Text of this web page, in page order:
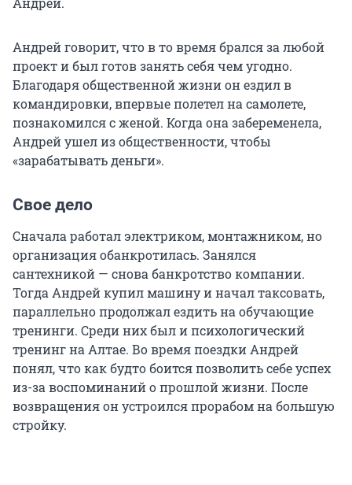
Андрей говорит, что в то время брался за любой
проект и был готов занять себя чем угодно.
Благодаря общественной жизни он ездил в
командировки, впервые полетел на самолете,
познакомился с женой. Когда она забеременела,
Андрей ушел из общественности, чтобы
«зарабатывать деньги».
Свое дело
Сначала работал электриком, монтажником, но
организация обанкротилась. Занялся
сантехникой — снова банкротство компании.
Тогда Андрей купил машину и начал таксовать,
параллельно продолжал ездить на обучающие
тренинги. Среди них был и психологический
тренинг на Алтае. Во время поездки Андрей
понял, что как будто боится позволить себе успех
из-за воспоминаний о прошлой жизни. После
возвращения он устроился прорабом на большую
стройку.